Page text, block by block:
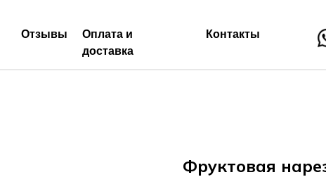
Отзывы Контакты
Оплата и
доставка
Фруктовая